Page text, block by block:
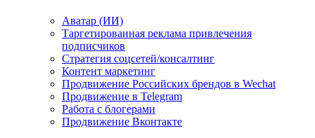
Аватар (ИИ)
Таргетированная реклама привлечения
подписчиков
Стратегия соцсетей/консалтинг
Контент маркетинг
Продвижение Российских брендов в Wechat
Продвижение в Telegram
Работа с блогерами
Продвижение Вконтакте